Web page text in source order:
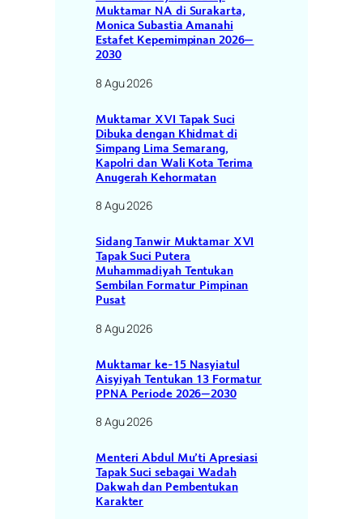
Muktamar NA di Surakarta,
Monica Subastia Amanahi
Estafet Kepemimpinan 2026–
2030
8 Agu 2026
Muktamar XVI Tapak Suci
Dibuka dengan Khidmat di
Simpang Lima Semarang,
Kapolri dan Wali Kota Terima
Anugerah Kehormatan
8 Agu 2026
Sidang Tanwir Muktamar XVI
Tapak Suci Putera
Muhammadiyah Tentukan
Sembilan Formatur Pimpinan
Pusat
8 Agu 2026
Muktamar ke-15 Nasyiatul
Aisyiyah Tentukan 13 Formatur
PPNA Periode 2026–2030
8 Agu 2026
Menteri Abdul Mu’ti Apresiasi
Tapak Suci sebagai Wadah
Dakwah dan Pembentukan
Karakter